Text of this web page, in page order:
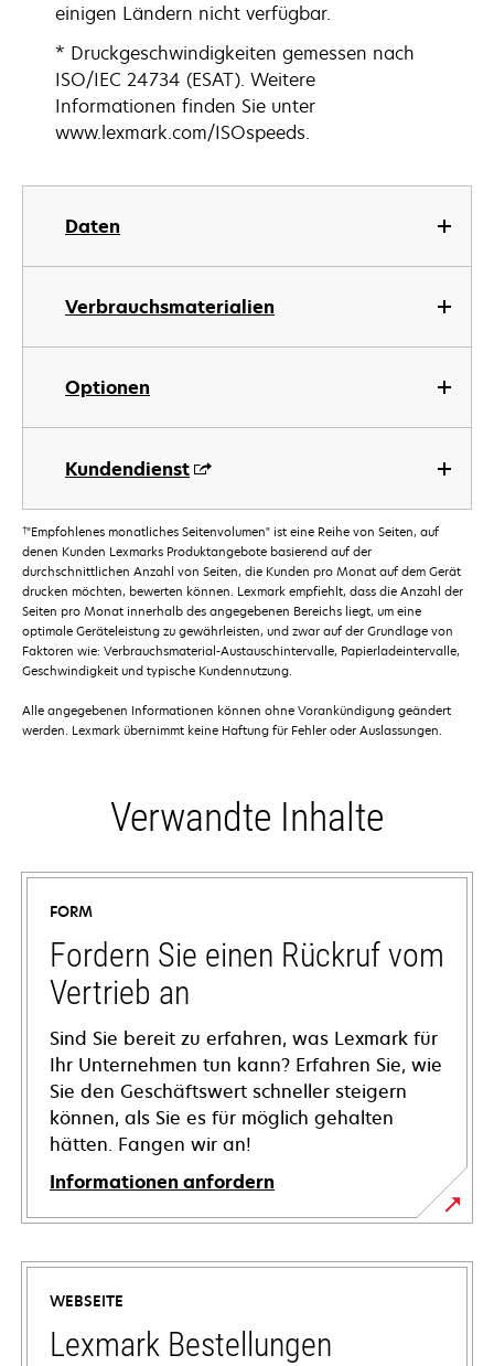
Daten
Verbrauchsmaterialien
Optionen
Kundendienst
einigen Ländern nicht verfügbar.
* Druckgeschwindigkeiten gemessen nach
ISO/IEC 24734 (ESAT). Weitere
Informationen finden Sie unter
www.lexmark.com/ISOspeeds.
†"Empfohlenes monatliches Seitenvolumen" ist eine Reihe von Seiten, auf
denen Kunden Lexmarks Produktangebote basierend auf der
durchschnittlichen Anzahl von Seiten, die Kunden pro Monat auf dem Gerät
drucken möchten, bewerten können. Lexmark empfiehlt, dass die Anzahl der
Seiten pro Monat innerhalb des angegebenen Bereichs liegt, um eine
optimale Geräteleistung zu gewährleisten, und zwar auf der Grundlage von
Faktoren wie: Verbrauchsmaterial-Austauschintervalle, Papierladeintervalle,
Geschwindigkeit und typische Kundennutzung.
Alle angegebenen Informationen können ohne Vorankündigung geändert
werden. Lexmark übernimmt keine Haftung für Fehler oder Auslassungen.
Verwandte Inhalte
FORM
Fordern Sie einen Rückruf vom
Vertrieb an
Sind Sie bereit zu erfahren, was Lexmark für
Ihr Unternehmen tun kann? Erfahren Sie, wie
Sie den Geschäftswert schneller steigern
können, als Sie es für möglich gehalten
hätten. Fangen wir an!
Informationen anfordern
WEBSEITE
Lexmark Bestellungen